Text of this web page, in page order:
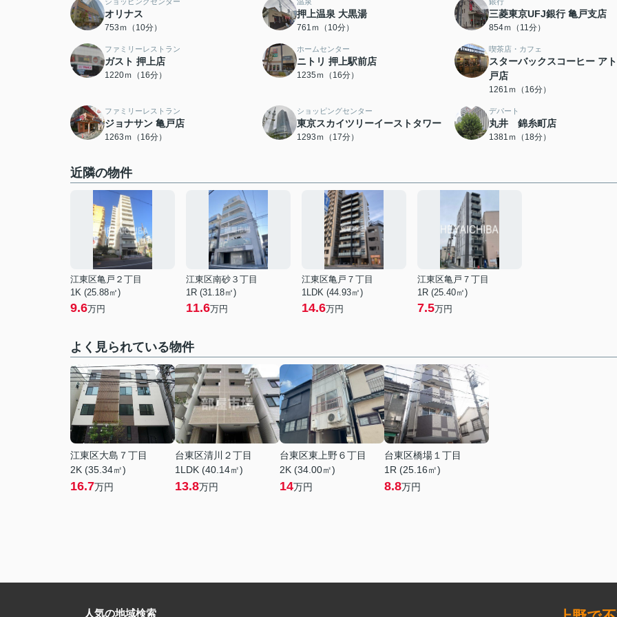
オリナス
753ｍ（10分）
押上温泉 大黒湯
761ｍ（10分）
三菱東京UFJ銀行 亀戸支店
854ｍ（11分）
ファミリーレストラン
ガスト 押上店
1220ｍ（16分）
ホームセンター
ニトリ 押上駅前店
1235ｍ（16分）
喫茶店・カフェ
スターバックスコーヒー ア
戸店
1261ｍ（16分）
ファミリーレストラン
ジョナサン 亀戸店
1263ｍ（16分）
ショッピングセンター
東京スカイツリーイーストタワー
1293ｍ（17分）
デパート
丸井 錦糸町店
1381ｍ（18分）
近隣の物件
江東区亀戸２丁目
1K (25.88㎡)
9.6万円
江東区南砂３丁目
1R (31.18㎡)
11.6万円
江東区亀戸７丁目
1LDK (44.93㎡)
14.6万円
江東区亀戸７丁目
1R (25.40㎡)
7.5万円
よく見られている物件
江東区大島７丁目
2K (35.34㎡)
16.7万円
台東区清川２丁目
1LDK (40.14㎡)
13.8万円
台東区東上野６丁目
2K (34.00㎡)
14万円
台東区橋場１丁目
1R (25.16㎡)
8.8万円
人気の地域検索